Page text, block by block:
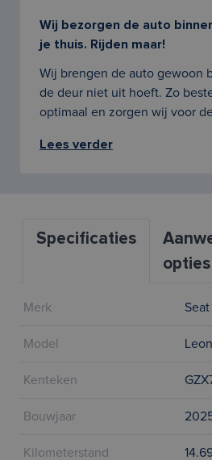
Wij bezorgen de auto
je thuis. Rijden maar!
Wij brengen de auto gewoon
de deur niet uit hoeft. Zo
optimaal en zorgen wij voor
Lees verder
Specificaties
opties
Merk Seat
Model Leon
Kenteken
Bouwjaar
Kilometerstand